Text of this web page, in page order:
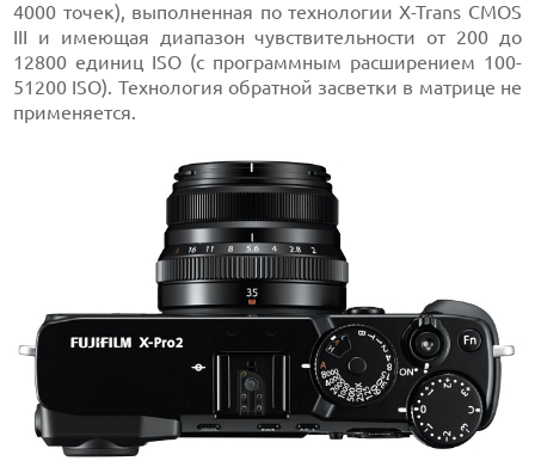
4000 точек), выполненная по технологии X-Trans CMOS
III и имеющая диапазон чувствительности от 200 до
12800 единиц ISO (c программным расширением 100-
51200 ISO). Технология обратной засветки в матрице не
применяется.